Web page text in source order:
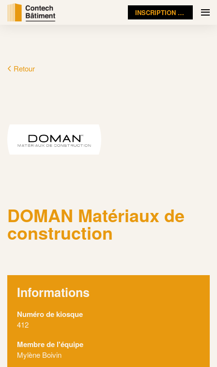
INSCRIPTION VISITEUR
Retour
DOMAN Matériaux de
construction
Informations
Numéro de kiosque
412
Membre de l'équipe
Mylène Boivin